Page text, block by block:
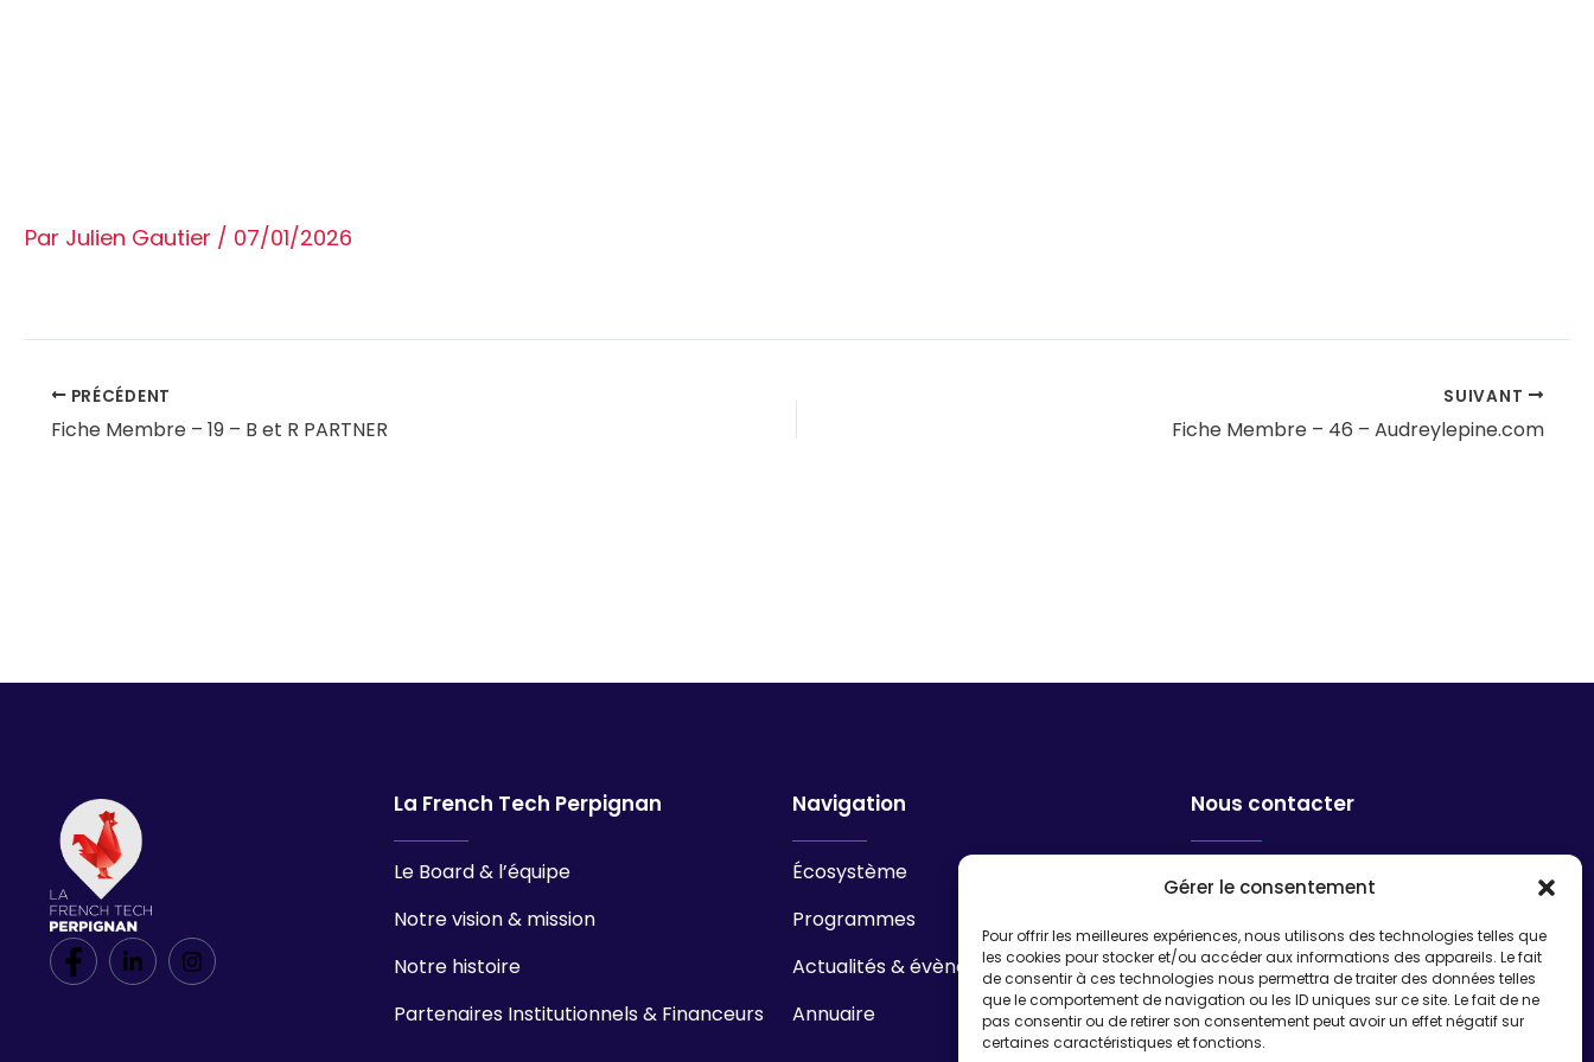
Gérer le consentement
Pour offrir les meilleures expériences, nous utilisons des technologies telles que
les cookies pour stocker et/ou accéder aux informations des appareils. Le fait
de consentir à ces technologies nous permettra de traiter des données telles
que le comportement de navigation ou les ID uniques sur ce site. Le fait de ne
pas consentir ou de retirer son consentement peut avoir un effet négatif sur
certaines caractéristiques et fonctions.
Par Julien Gautier / 07/01/2026
PRÉCÉDENT
Fiche Membre – 19 – B et R PARTNER
SUIVANT
Fiche Membre – 46 – Audreylepine.com
La French Tech Perpignan
Le Board & l’équipe
Notre vision & mission
Notre histoire
Partenaires Institutionnels & Financeurs
Navigation
Écosystème
Programmes
Actualités & évènements
Annuaire
Nous contacter
S'inscrire à la newsletter